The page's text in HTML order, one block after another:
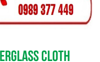
Cloth